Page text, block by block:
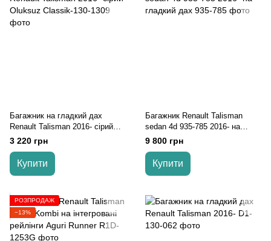
Багажник на гладкий дах
Renault Talisman 2016- сірий
Oluksuz
3 220 грн
Купити
Багажник Renault Talisman
sedan 4d 935-785 2016- на
гладкий дах
9 800 грн
Купити
РОЗПРОДАЖ
−13%